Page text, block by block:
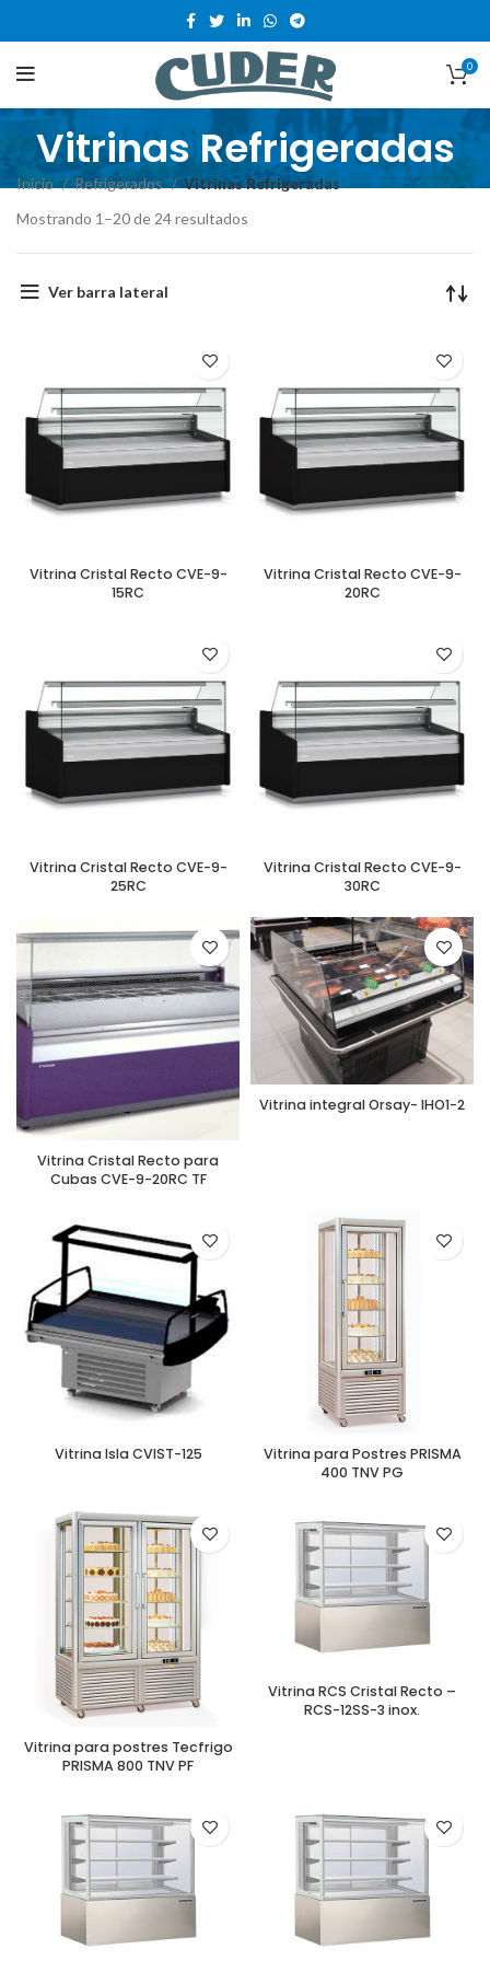
0
Vitrinas Refrigeradas
Inicio Refrigerados
Vitrinas Refrigeradas
Mostrando 1–20 de 24 resultados
Ver barra lateral
Vitrina Cristal Recto CVE-9-
15RC
Vitrina Cristal Recto CVE-9-
20RC
Vitrina Cristal Recto CVE-9-
25RC
Vitrina Cristal Recto CVE-9-
30RC
Vitrina Cristal Recto para
Cubas CVE-9-20RC TF
Vitrina integral Orsay- IHO1-2
Vitrina Isla CVIST-125
Vitrina para Postres PRISMA
400 TNV PG
Vitrina para postres Tecfrigo
PRISMA 800 TNV PF
Vitrina RCS Cristal Recto –
RCS-12SS-3 inox.